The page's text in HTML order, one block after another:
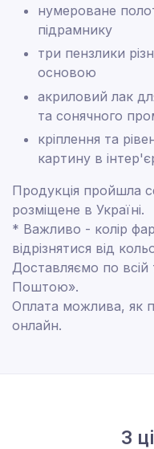
нумероване
підрамнику
три пензлики
основою
акриловий лак
та сонячного
кріплення та
картину в
Продукція пройшла
розміщене в Україні.
* Важливо - колір
відрізнятися від
Доставляємо по всій
Поштою».
Оплата можлива, як
онлайн.
З